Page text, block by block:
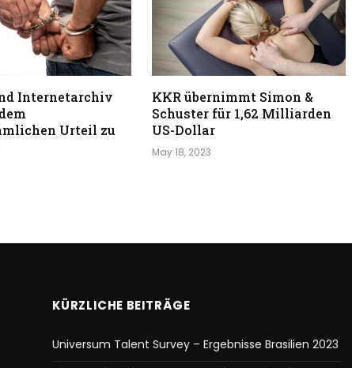
Internetarchiv
Urteil zu
KKR übernimmt Simon &
Schuster für 1,62 Milliarden
US-Dollar
May 18, 2023
KÜRZLICHE BEITRÄGE
Universum Talent Survey – Ergebnisse Brasilien 2023